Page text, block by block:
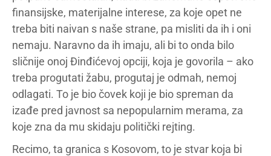
finansijske, materijalne interese, za koje opet ne
treba biti naivan s naše strane, pa misliti da ih i oni
nemaju. Naravno da ih imaju, ali bi to onda bilo
sličnije onoj Đinđićevoj opciji, koja je govorila – ako
treba progutati žabu, progutaj je odmah, nemoj
odlagati. To je bio čovek koji je bio spreman da
izađe pred javnost sa nepopularnim merama, za
koje zna da mu skidaju politički rejting.
Recimo, ta granica s Kosovom, to je stvar koja bi